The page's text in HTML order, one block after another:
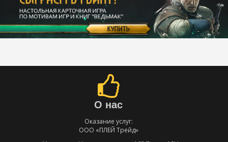
О нас
Оказание услуг:
ООО «ПЛЕЙ Трейд»